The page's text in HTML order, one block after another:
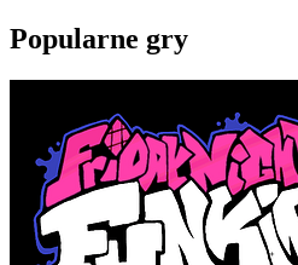
Popularne gry